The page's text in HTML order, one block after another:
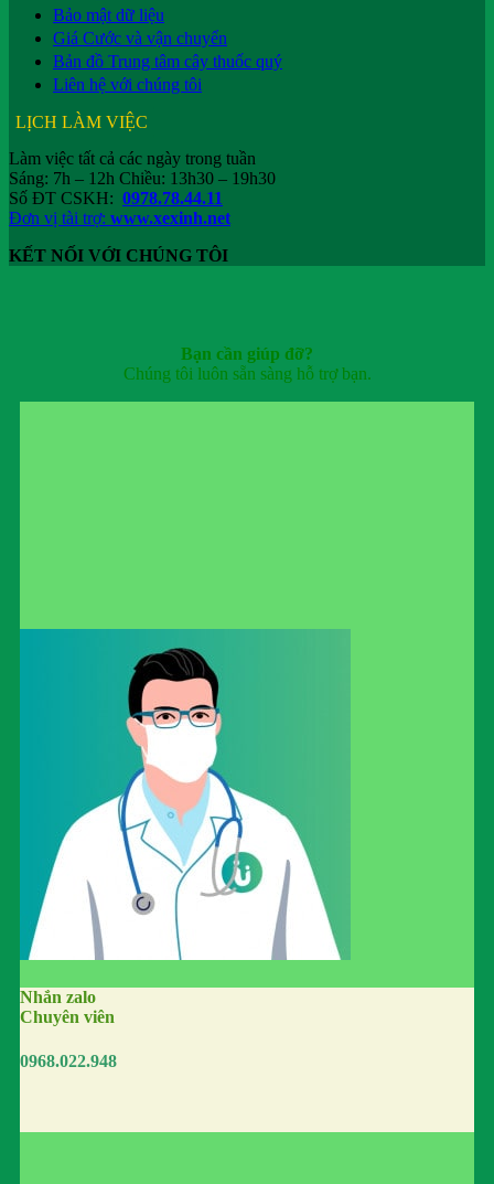
Bảo mật dữ liệu
Giá Cước và vận chuyển
Bản đồ Trung tâm cây thuốc quý
Liên hệ với chúng tôi
LỊCH LÀM VIỆC
Làm việc tất cả các ngày trong tuần
Sáng: 7h – 12h Chiều: 13h30 – 19h30
Số ĐT CSKH: 0978.78.44.11
Đơn vị tài trợ: www.xexinh.net
KẾT NỐI VỚI CHÚNG TÔI
Bạn cần giúp đỡ?
Chúng tôi luôn sẵn sàng hỗ trợ bạn.
Nhắn zalo
Chuyên viên
0968.022.948